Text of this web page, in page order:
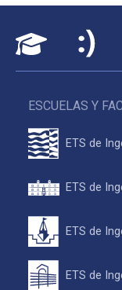
ESCUELAS Y
ETS de
ETS de
ETS de
ETS de